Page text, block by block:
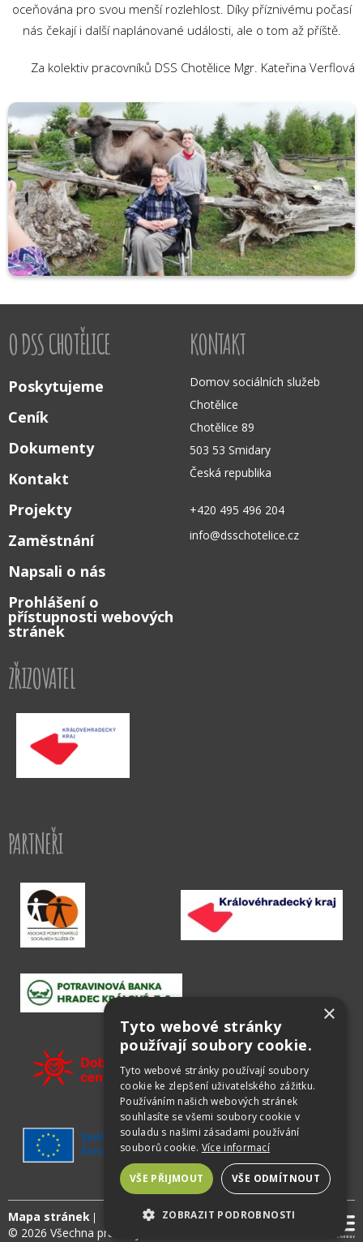
oceňována pro svou menší rozlehlost. Díky příznivému počasí
nás čekají i další naplánované události, ale o tom až příště.
Za kolektiv pracovníků DSS Chotělice Mgr. Kateřina Verflová
O DSS CHOTĚLICE
Poskytujeme
Ceník
Dokumenty
Kontakt
Projekty
Zaměstnání
Napsali o nás
Prohlášení o
přístupnosti webových
stránek
KONTAKT
Domov sociálních služeb
Chotělice
Chotělice 89
503 53 Smidary
Česká republika
+420 495 496 204
info@dsschotelice.cz
ZŘIZOVATEL
PARTNEŘI
Mapa stránek
© 2026 Všechna práva vyhrazena
×
Tyto webové stránky
používají soubory cookie.
Tyto webové stránky používají soubory
cookie ke zlepšení uživatelského zážitku.
Používáním našich webových stránek
souhlasíte se všemi soubory cookie v
souladu s našimi zásadami používání
souborů cookie. Více informací
VŠE PŘIJMOUT VŠE ODMÍTNOUT
ZOBRAZIT PODROBNOSTI